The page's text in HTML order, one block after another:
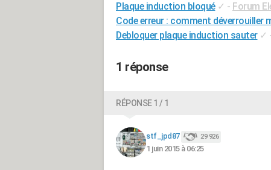
Plaque induction bloqué ✓ - Forum
Code erreur : comment déverrouiller
Debloquer plaque induction sauter ✓
1 réponse
RÉPONSE 1 / 1
stf_jpd87 29 926
1 juin 2015 à 06:25